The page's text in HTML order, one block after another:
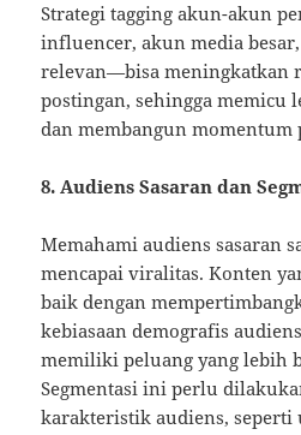
Strategi tagging akun-akun
influencer, akun media
relevan—bisa meningkatkan
postingan, sehingga memicu
dan membangun momentum
8. Audiens Sasaran dan
Memahami audiens sasaran
mencapai viralitas. Konten
baik dengan
kebiasaan demografis
memiliki peluang yang lebih
Segmentasi ini perlu
karakteristik audiens, seperti